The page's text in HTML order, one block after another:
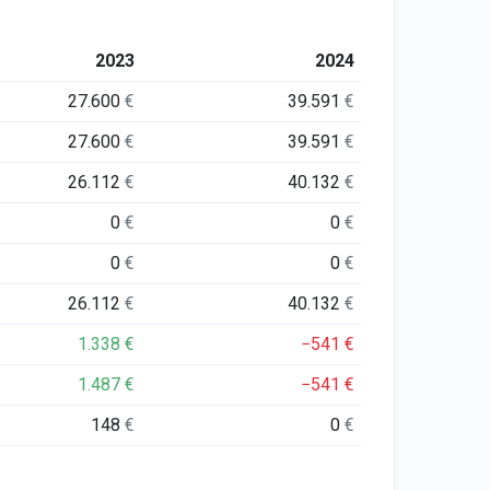
2023
2024
27.600€ 39.591€
27.600€ 39.591€
26.112€ 40.132€
0€ 0€
0€ 0€
26.112€ 40.132€
1.338€ −541€
1.487€ −541€
148€ 0€